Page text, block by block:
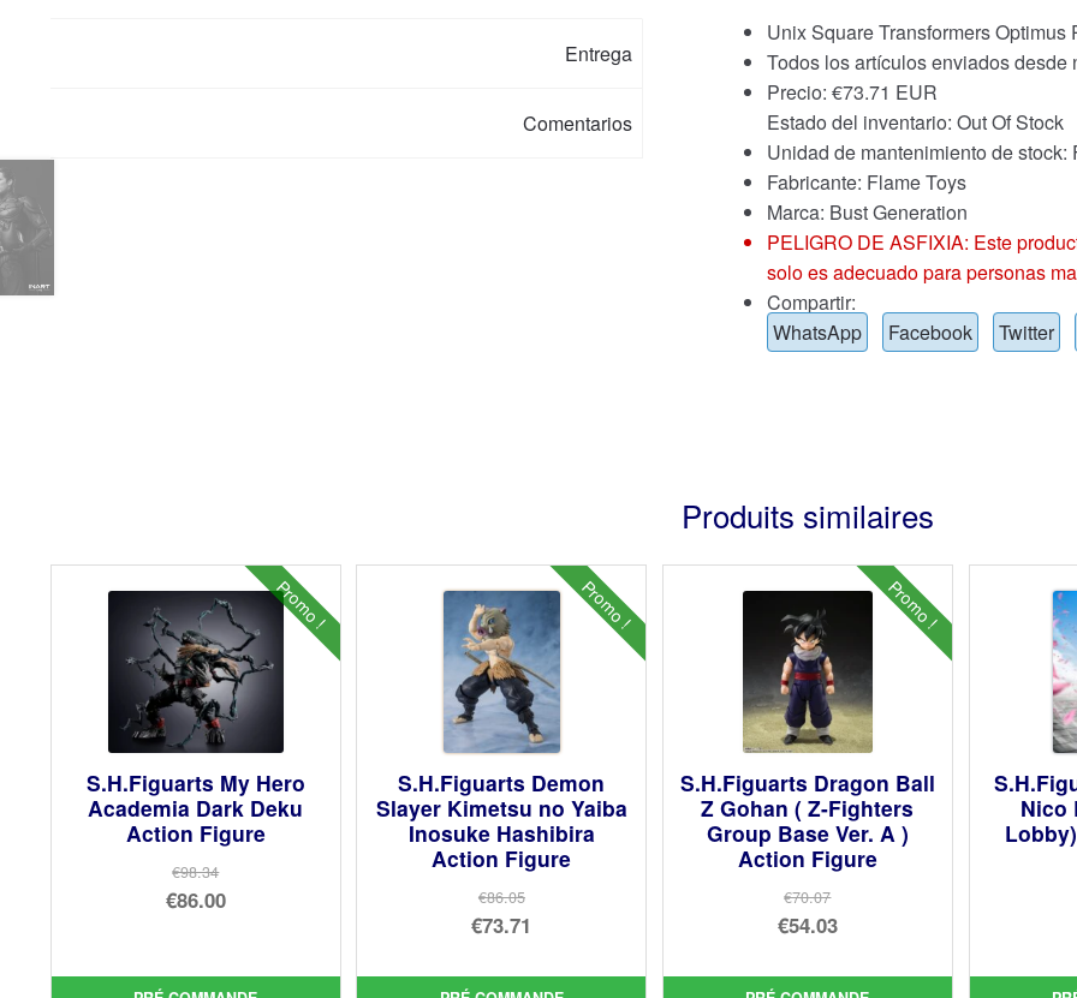
Entrega
Comentarios
Unix Square Transformers Optimus
Todos los artículos enviados
Precio: €73.71 EUR
Estado del inventario: Out Of Stock
Unidad de mantenimiento de stock:
Fabricante: Flame Toys
Marca: Bust Generation
PELIGRO DE ASFIXIA: Este
solo es adecuado para personas
Compartir:
WhatsApp
Facebook Twitter
Produits similaires
Promo !
S.H.Figuarts My Hero
Academia Dark Deku
Action Figure
€98.34
Le
€86.00
Promo !
S.H.Figuarts Demon
Slayer Kimetsu no Yaiba
Inosuke Hashibira
Action Figure
€86.05
Le
initial
€73.71
prix
Promo !
S.H.Figuarts Dragon Ball
Z Gohan ( Z-Fighters
Group Base Ver. A )
Action Figure
€70.07
Le
initial
€54.03
prix
Nico